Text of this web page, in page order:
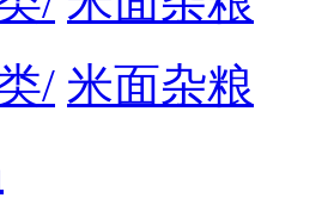
/ 米面杂粮